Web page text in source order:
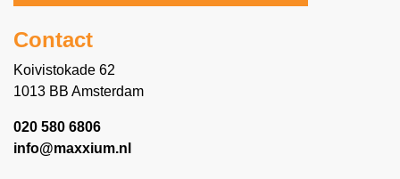
Contact
Koivistokade 62
1013 BB Amsterdam
020 580 6806
info@maxxium.nl